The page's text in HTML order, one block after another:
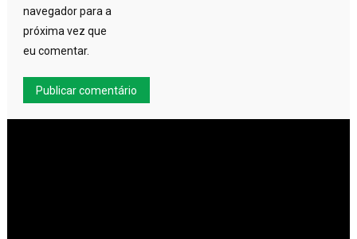
navegador para a
próxima vez que
eu comentar.